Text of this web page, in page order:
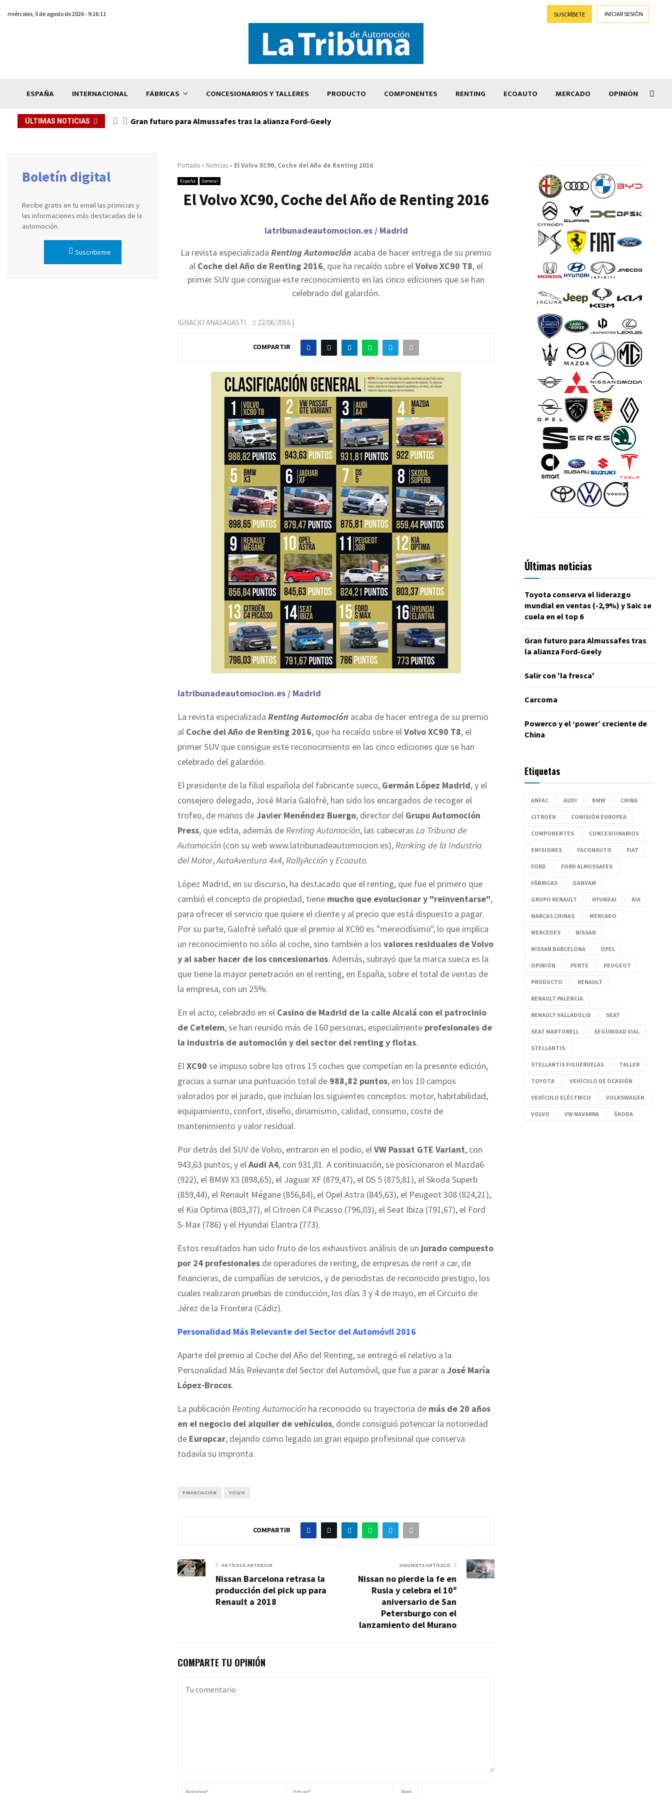
miércoles, 5 de agosto de 2026 - 9:16:11 SUSCRÍBETE INICIAR SESIÓN
ESPAÑA INTERNACIONAL FÁBRICAS CONCESIONARIOS Y TALLERES PRODUCTO COMPONENTES RENTING ECOAUTO MERCADO OPINIÓN
ÚLTIMAS NOTICIAS Gran futuro para Almussafes tras la alianza Ford-Geely
Portada » Noticias » El Volvo XC90, Coche del Año de Renting 2016
España General
El Volvo XC90, Coche del Año de Renting 2016
latribunadeautomocion.es / Madrid
La revista especializada Renting Automoción acaba de hacer entrega de su premio
al Coche del Año de Renting 2016, que ha recaído sobre elVolvo XC90 T8, el
primer SUV que consigue este reconocimiento en las cinco ediciones que se han
celebrado del galardón.
IGNACIO ANASAGASTI 22/06/2016 |
COMPARTIR
latribunadeautomocion.es / Madrid
La revista especializada Renting Automoción acaba de hacer entrega de su premio
al Coche del Año de Renting 2016, que ha recaído sobre elVolvo XC90 T8, el
primer SUV que consigue este reconocimiento en las cinco ediciones que se han
celebrado del galardón.
El presidente de la filial española del fabricante sueco, Germán López Madrid, y el
consejero delegado, José María Galofré, han sido los encargados de recoger el
trofeo, de manos deJavier Menéndez Buergo, director del Grupo Automoción
Press, que edita, además deRenting Automoción, las cabeceras La Tribuna de
Automoción (con su web www.latribunadeautomocion.es),Ranking de la Industria
del Motor,AutoAventura 4x4,RallyAcciónyEcoauto.
López Madrid, en su discurso, ha destacado que el renting, que fue el primero que
cambió el concepto de propiedad, tiene mucho que evolucionar y "reinventarse",
para ofrecer el servicio que quiere el cliente y al precio que está dispuesto a pagar.
Por su parte, Galofré señaló que el premio al XC90 es "merecidísimo", lo que implica
un reconocimiento no sólo al coche, sino también a los valores residuales de Volvo
y al saber hacer de los concesionarios. Además, subrayó que la marca sueca es la
que tiene la mayor penetración en el renting, en España, sobre el total de ventas de
la empresa, con un 25%.
En el acto, celebrado en el Casino de Madrid de la calle Alcalá con el patrocinio
de Cetelem, se han reunido más de 160 personas, especialmente profesionales de
la industria de automoción y del sector del renting y flotas.
ElXC90 se impuso sobre los otros 15 coches que competían en la presente edición,
gracias a sumar una puntuación total de 988,82 puntos, en los 10 campos
valorados por el jurado, que incluían los siguientes conceptos: motor, habitabilidad,
equipamiento, confort, diseño, dinamismo, calidad, consumo, coste de
mantenimiento y valor residual.
Por detrás del SUV de Volvo, entraron en el podio, elVW Passat GTE Variant, con
943,63 puntos; y elAudi A4, con 931,81. A continuación, se posicionaron el Mazda6
(922), el BMW X3 (898,65), el Jaguar XF (879,47), el DS 5 (875,81), el Skoda Superb
(859,44), el Renault Mégane (856,84), el Opel Astra (845,63), el Peugeot 308 (824,21),
el Kia Optima (803,37), el Citroën C4 Picasso (796,03), el Seat Ibiza (791,67), el Ford
S-Max (786) y el Hyundai Elantra (773).
Estos resultados han sido fruto de los exhaustivos análisis de un jurado compuesto
por 24 profesionales de operadores de renting, de empresas de rent a car, de
financieras, de compañías de servicios, y de periodistas de reconocido prestigio, los
cuales realizaron pruebas de conducción, los días 3 y 4 de mayo, en el Circuito de
Jérez de la Frontera (Cádiz).
Personalidad Más Relevante del Sector del Automóvil 2016
Aparte del premio al Coche del Año del Renting, se entregó el relativo a la
Personalidad Más Relevante del Sector del Automóvil, que fue a parar a José María
López-Brocos.
La publicación Renting Automoción ha reconocido su trayectoria de más de 20 años
en el negocio del alquiler de vehículos, donde consiguió potenciar la notoriedad
de Europcar, dejando como legado un gran equipo profesional que conserva
todavía su impronta.
FINANCIACIÓN VOLVO
COMPARTIR
ARTÍCULO ANTERIOR
Nissan Barcelona retrasa la
producción del pick up para
Renault a 2018
SIGUIENTE ARTÍCULO
Nissan no pierde la fe en
Rusia y celebra el 10º
aniversario de San
Petersburgo con el
lanzamiento del Murano
COMPARTE TU OPINIÓN
Boletín digital
Recibe gratis en tu email las primicias y
las informaciones más destacadas de la
automoción.
Suscribirme
Últimas noticias
Toyota conserva el liderazgo
mundial en ventas (-2,9%) y Saic se
cuela en el top 6
Gran futuro para Almussafes tras
la alianza Ford-Geely
Salir con 'la fresca'
Carcoma
Powerco y el ‘power’ creciente de
China
Etiquetas
ANFAC AUDI BMW CHINA
CITROËN COMISIÓN EUROPEA
COMPONENTES CONCESIONARIOS
EMISIONES FACONAUTO FIAT
FORD FORD ALMUSSAFES
FÁBRICAS GANVAM
GRUPO RENAULT HYUNDAI KIA
MARCAS CHINAS MERCADO
MERCEDES NISSAN
NISSAN BARCELONA OPEL
OPINIÓN PERTE PEUGEOT
PRODUCTO RENAULT
RENAULT PALENCIA
RENAULT VALLADOLID SEAT
SEAT MARTORELL SEGURIDAD VIAL
STELLANTIS
STELLANTIS FIGUERUELAS TALLER
TOYOTA VEHÍCULO DE OCASIÓN
VEHÍCULO ELÉCTRICO VOLKSWAGEN
VOLVO VW NAVARRA ŠKODA